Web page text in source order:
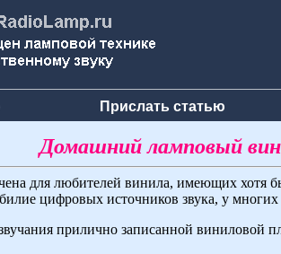
Прислать статью
Домашний ламповый
для любителей винила, имеющих
цифровых источников звука, у
прилично записанной виниловой